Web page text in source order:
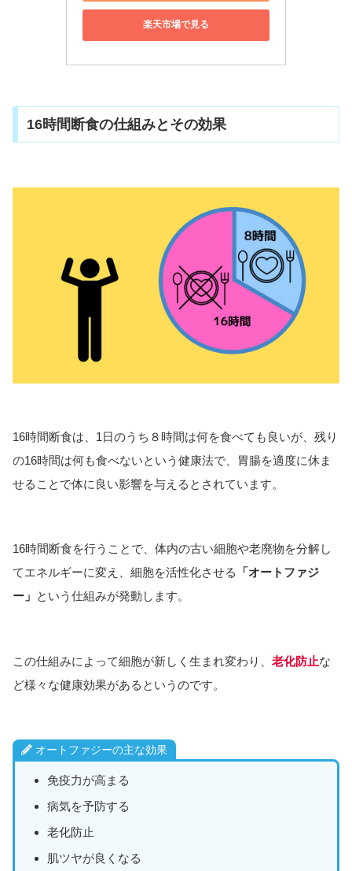
楽天市場で見る
16時間断食の仕組みとその効果
16時間断食は、1日のうち８時間は何を食べても良いが、残り
の16時間は何も食べないという健康法で、胃腸を適度に休ま
せることで体に良い影響を与えるとされています。
16時間断食を行うことで、体内の古い細胞や老廃物を分解し
てエネルギーに変え、細胞を活性化させる
「オートファジ
ー」 という仕組みが発動します。
この仕組みによって細胞が新しく生まれ変わり、 老化防止な
ど様々な健康効果があるというのです。
オートファジーの主な効果
免疫力が高まる
病気を予防する
老化防止
肌ツヤが良くなる